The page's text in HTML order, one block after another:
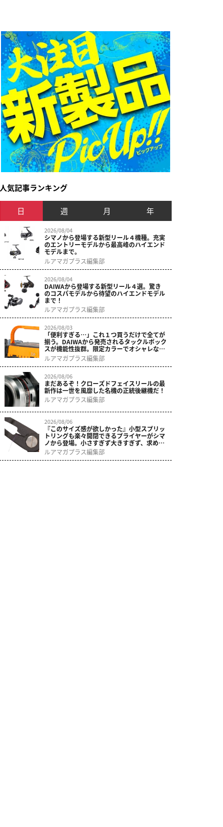
人気記事ランキング
日 週 月 年
2026/08/04
シマノから登場する新型リール４機種。充実
のエントリーモデルから最高峰のハイエンド
モデルまで。
ルアマガプラス編集部
2026/08/04
DAIWAから登場する新型リール４選。驚き
のコスパモデルから待望のハイエンドモデル
まで！
ルアマガプラス編集部
2026/08/03
「便利すぎる…」これ１つ買うだけで全てが
揃う。DAIWAから発売されるタックルボック
スが機能性抜群。限定カラーでオシャレなデ
ザインに。
ルアマガプラス編集部
2026/08/06
まだあるぞ！クローズドフェイスリールの最
新作は一世を風靡した名機の正統後継機だ！
ルアマガプラス編集部
2026/08/06
『このサイズ感が欲しかった』小型スプリッ
トリングも楽々開閉できるプライヤーがシマ
ノから登場。小さすぎず大きすぎず、求めて
いた使いやすさ。
ルアマガプラス編集部